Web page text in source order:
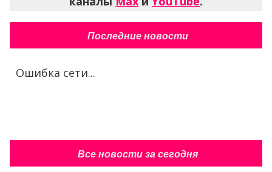
Последние новости
Ошибка сети...
Все новости за сегодня